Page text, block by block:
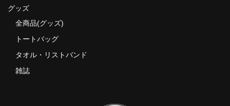
グッズ
全商品(グッズ)
トートバッグ
タオル・リストバンド
雑誌